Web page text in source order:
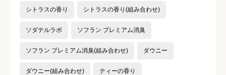
シトラスの香り シトラスの香り(組み合わせ)
ソダテルラボ ソフラン プレミアム消臭
ソフラン プレミアム消臭(組み合わせ) ダウニー
ダウニー(組み合わせ) ティーの香り